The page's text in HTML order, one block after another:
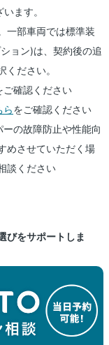
ます。
一部車両では標準装
ョン)は、契約後の追
ださい。
ご確認ください
らをご確認ください
の故障防止や性能向
めさせていただく場
談ください
びをサポートしま